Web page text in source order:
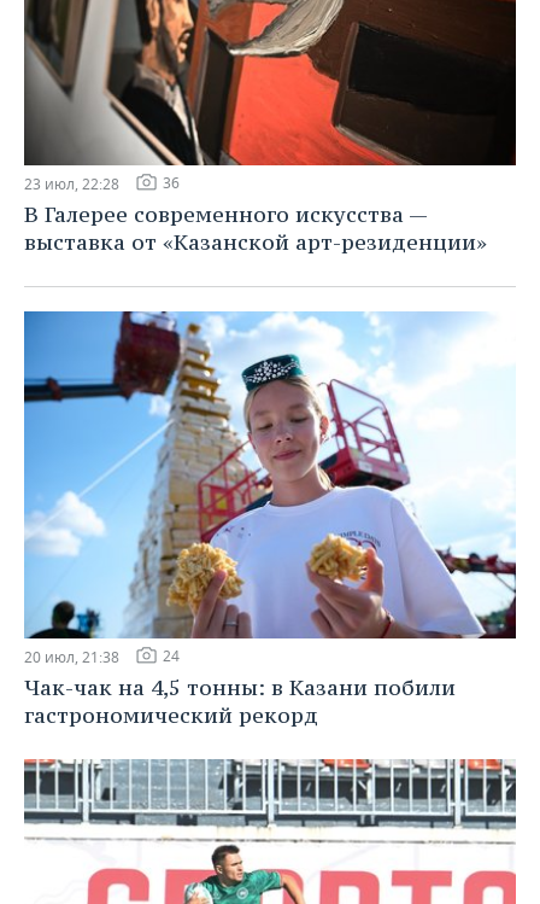
23 июл, 22:28 36
В Галерее современного искусства —
выставка от «Казанской арт-резиденции»
20 июл, 21:38 24
Чак-чак на 4,5 тонны: в Казани побили
гастрономический рекорд